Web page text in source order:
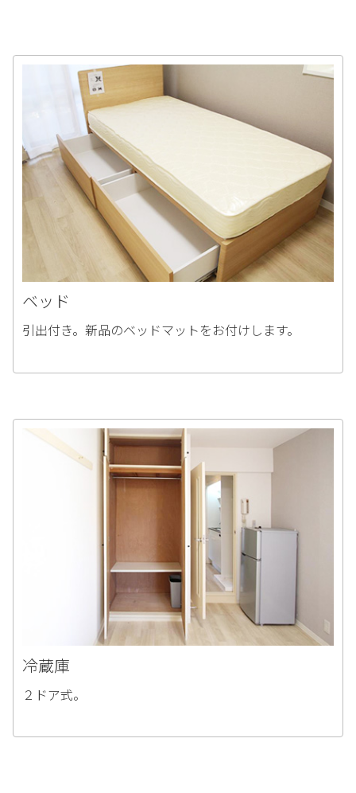
ベッド
引出付き。新品のベッドマットをお付けします。
冷蔵庫
２ドア式。